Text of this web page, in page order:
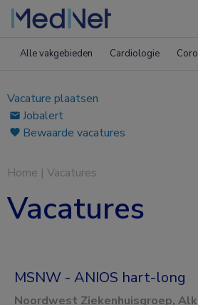
Alle vakgebieden Cardiologie
Vacature plaatsen
Jobalert
Bewaarde vacatures
Home | Vacatures
Vacatures
MSNW - ANIOS hart-long
Noordwest Ziekenhuisgroep,